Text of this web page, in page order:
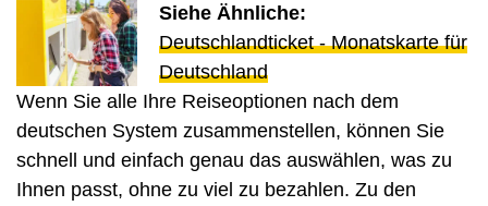
Siehe Ähnliche:
Deutschlandticket - Monatskarte für
Deutschland
Wenn Sie alle Ihre Reiseoptionen nach dem
deutschen System zusammenstellen, können Sie
schnell und einfach genau das auswählen, was zu
Ihnen passt, ohne zu viel zu bezahlen. Zu den